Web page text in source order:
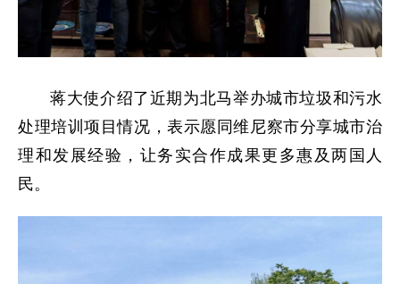
蒋大使介绍了近期为北马举办城市垃圾和污水
处理培训项目情况，表示愿同维尼察市分享城市治
理和发展经验，让务实合作成果更多惠及两国人
民。